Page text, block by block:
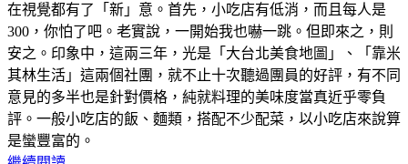
在視覺都有了「新」意。首先，小吃店有低消，而且每人是
300，你怕了吧。老實說，一開始我也嚇一跳。但即來之，則
安之。印象中，這兩三年，光是「大台北美食地圖」、「靠米
其林生活」這兩個社團，就不止十次聽過團員的好評，有不同
意見的多半也是針對價格，純就料理的美味度當真近乎零負
評。一般小吃店的飯、麵類，搭配不少配菜，以小吃店來說算
是蠻豐富的。